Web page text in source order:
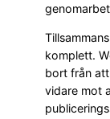
komplett.
bort från
vidare mot